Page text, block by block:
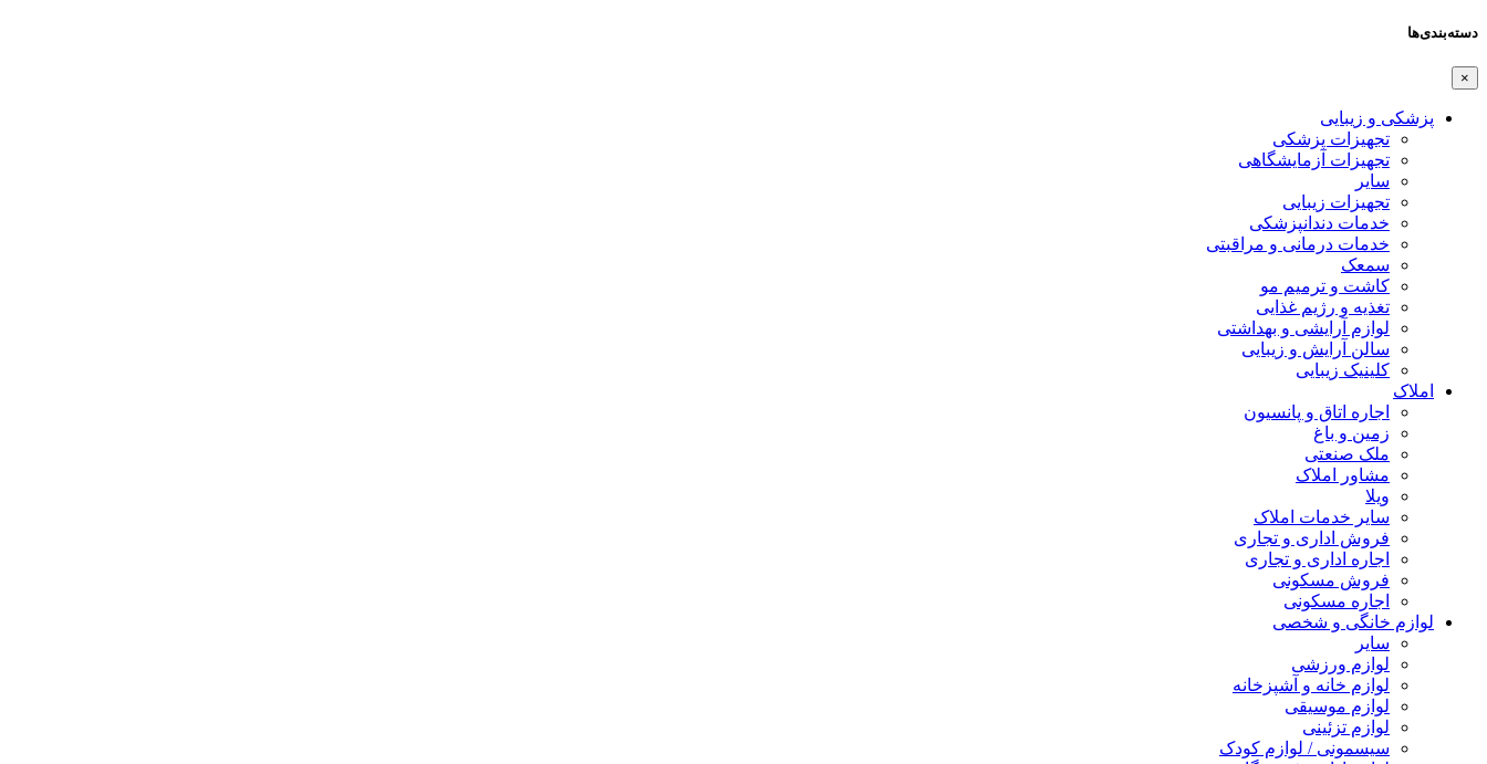
دسته‌بندی‌ها
×
پزشکی و زیبایی
تجهیزات پزشکی
تجهیزات آزمایشگاهی
سایر
تجهیزات زیبایی
خدمات دندانپزشکی
خدمات درمانی و مراقبتی
سمعک
کاشت و ترمیم مو
تغذیه و رژیم غذایی
لوازم آرایشی و بهداشتی
سالن آرایش و زیبایی
کلینیک زیبایی
املاک
اجاره اتاق و پانسیون
زمین و باغ
ملک صنعتی
مشاور املاک
ویلا
سایر خدمات املاک
فروش اداری و تجاری
اجاره اداری و تجاری
فروش مسکونی
اجاره مسکونی
لوازم خانگی و شخصی
سایر
لوازم ورزشی
لوازم خانه و آشپزخانه
لوازم موسیقی
لوازم تزئینی
سیسمونی / لوازم کودک